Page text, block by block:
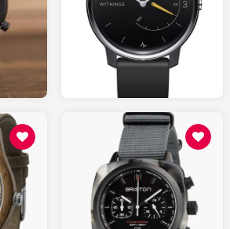
99.95
AMAZON.fr
330.00